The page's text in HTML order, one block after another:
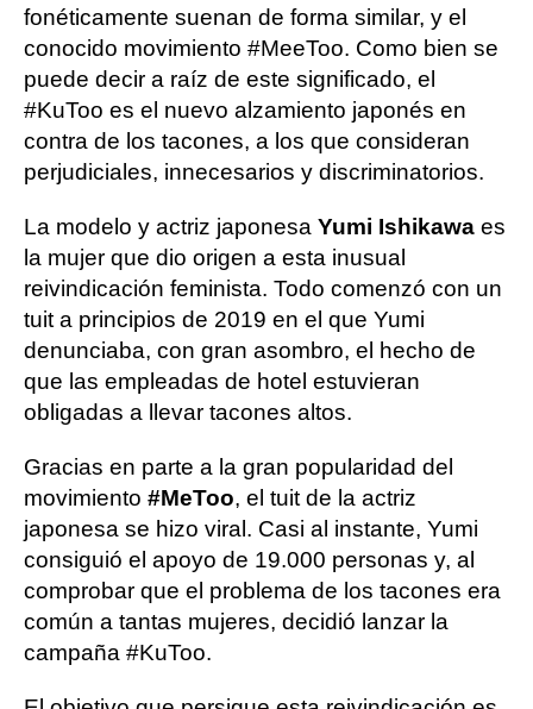
fonéticamente suenan de forma similar, y el
conocido movimiento #MeeToo. Como bien se
puede decir a raíz de este significado, el
#KuToo es el nuevo alzamiento japonés en
contra de los tacones, a los que consideran
perjudiciales, innecesarios y discriminatorios.
La modelo y actriz japonesa Yumi Ishikawa es
la mujer que dio origen a esta inusual
reivindicación feminista. Todo comenzó con un
tuit a principios de 2019 en el que Yumi
denunciaba, con gran asombro, el hecho de
que las empleadas de hotel estuvieran
obligadas a llevar tacones altos.
Gracias en parte a la gran popularidad del
movimiento #MeToo, el tuit de la actriz
japonesa se hizo viral. Casi al instante, Yumi
consiguió el apoyo de 19.000 personas y, al
comprobar que el problema de los tacones era
común a tantas mujeres, decidió lanzar la
campaña #KuToo.